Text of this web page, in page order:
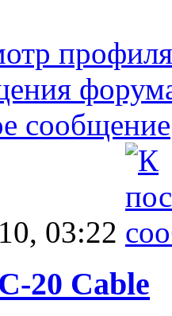
профиля
сообщение
03:22
20 Cable